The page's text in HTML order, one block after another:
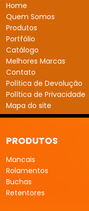
Home
Quem Somos
Produtos
Portfólio
Catálogo
Melhores Marcas
Contato
Política de Devolução
Política de Privacidade
Mapa do site
PRODUTOS
Mancais
Rolamentos
Buchas
Retentores